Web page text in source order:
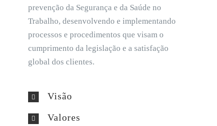
prevenção da Segurança e da Saúde no
Trabalho, desenvolvendo e implementando
processos e procedimentos que visam o
cumprimento da legislação e a satisfação
global dos clientes.
Visão
Valores